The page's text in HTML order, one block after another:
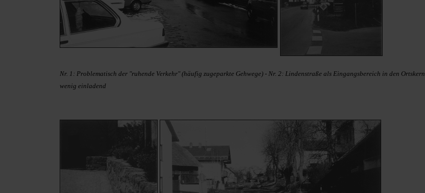
Nr. 1: Problematisch der "ruhende Verkehr" (häufig zugeparkte Gehwege) - Nr. 2: Lindenstraße als Eingangsbereich in den Ortskern
wenig einladend